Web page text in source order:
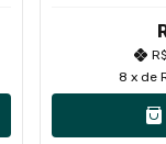
8 x de